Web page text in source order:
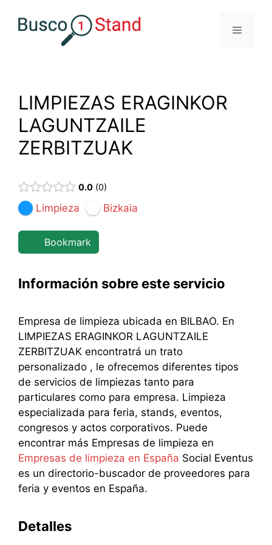
Menú
LIMPIEZAS ERAGINKOR
LAGUNTZAILE
ZERBITZUAK
0.0 0
Limpieza Bizkaia
Bookmark
Información sobre este servicio
Empresa de limpieza ubicada en BILBAO. En
LIMPIEZAS ERAGINKOR LAGUNTZAILE
ZERBITZUAK encontratrá un trato
personalizado , le ofrecemos diferentes tipos
de servicios de limpiezas tanto para
particulares como para empresa. Limpieza
especializada para feria, stands, eventos,
congresos y actos corporativos. Puede
encontrar más Empresas de limpieza en
Empresas de limpieza en España Social Eventus
es un directorio-buscador de proveedores para
feria y eventos en España.
Detalles